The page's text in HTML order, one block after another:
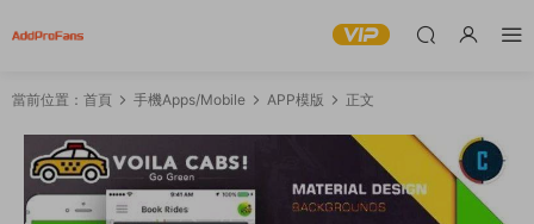
當前位置： 首頁 手機Apps/Mobile APP模版 正文